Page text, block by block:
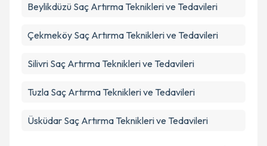
Beylikdüzü Saç Artırma Teknikleri ve Tedavileri
Çekmeköy Saç Artırma Teknikleri ve Tedavileri
Silivri Saç Artırma Teknikleri ve Tedavileri
Tuzla Saç Artırma Teknikleri ve Tedavileri
Üsküdar Saç Artırma Teknikleri ve Tedavileri